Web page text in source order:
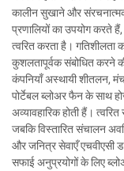
कालीन सुखाने और
प्रणालियों का उपयोग करते
त्वरित करता है। गतिशीलता
कुशलतापूर्वक संबोधित करने
कंपनियाँ अस्थायी शीतलन,
पोर्टेबल ब्लोअर फैन के साथ
अव्यावहारिक होती हैं।
जबकि विस्तारित संचालन
और जनित्र सेवाएँ एचवीएसी
सफाई अनुप्रयोगों के लिए